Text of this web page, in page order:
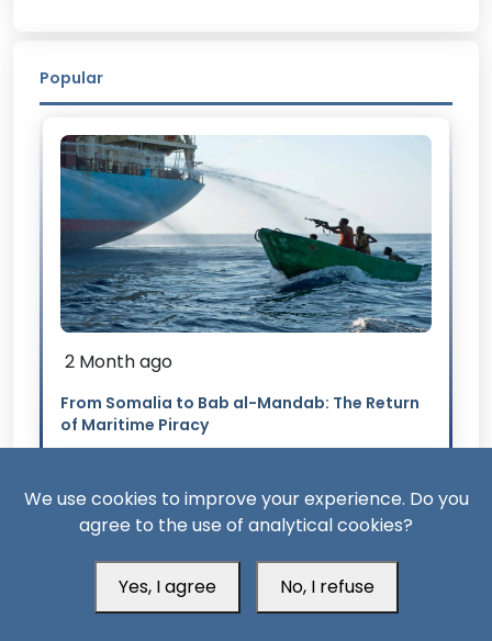
Popular
2 Month ago
From Somalia to Bab al-Mandab: The Return
of Maritime Piracy
We use cookies to improve your experience. Do you
agree to the use of analytical cookies?
Yes, I agree No, I refuse